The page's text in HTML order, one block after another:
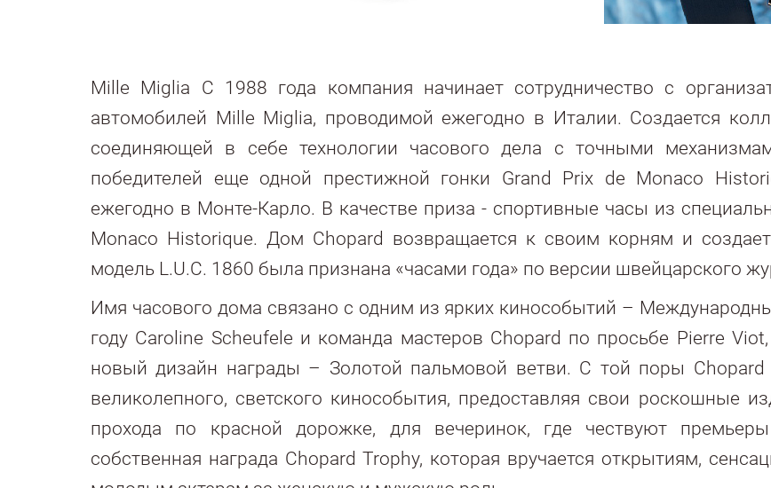
Mille Miglia С 1988 года компания начинает сотрудничество с
автомобилей Mille Miglia, проводимой ежегодно в Италии. Создается
соединяющей в себе технологии часового дела с точными
победителей еще одной престижной гонки Grand Prix de Monaco
ежегодно в Монте-Карло. В качестве приза - спортивные часы из
Monaco Historique. Дом Chopard возвращается к своим корням и
модель L.U.C. 1860 была признана «часами года» по версии швейцарского
Имя часового дома связано с одним из ярких кинособытий –
году Caroline Scheufele и команда мастеров Chopard по просьбе Pierre
новый дизайн награды – Золотой пальмовой ветви. С той поры Chopard
великолепного, светского кинособытия, предоставляя свои роскошные
прохода по красной дорожке, для вечеринок, где чествуют
собственная награда Chopard Trophy, которая вручается открытиям,